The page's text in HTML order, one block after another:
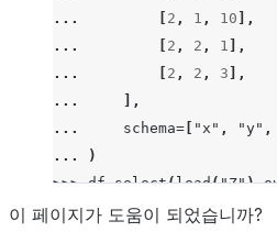
...
2 , 1 , 10 ],
...
2 , 2 , 1 ],
...
2 , 2 , 3 ],
...
],
...
schema= "x" , "y" ,
...
)
>>> df.select(lead("Z").
[Row(RESULT=1),
이 페이지가 도움이 되었습니까?